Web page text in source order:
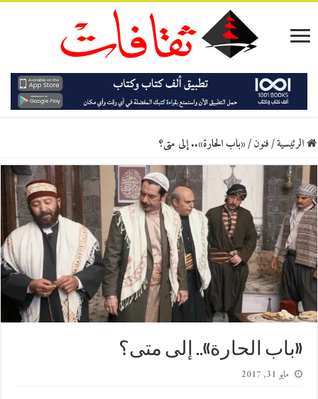
الرئيسية/فنون/«باب الحارة».. إلى متى؟
«باب الحارة».. إلى متى؟
مايو 31, 2017